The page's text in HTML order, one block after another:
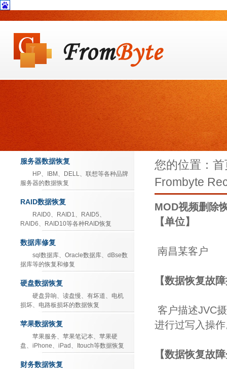
服务器数据恢复
HP、IBM、DELL、联想等各种品牌
服务器的数据恢复
RAID数据恢复
RAID0、RAID1、RAID5、
RAID6、RAID10等各种RAID恢复
数据库修复
sql数据库、Oracle数据库、dBse数
据库等的恢复和修复
硬盘数据恢复
硬盘异响、读盘慢、有坏道、电机
损坏、电路板损坏的数据恢复
苹果数据恢复
苹果服务、苹果笔记本、苹果硬
盘、iPhone、iPad、Itouch等数据恢复
财务数据恢复
您的位置：
Frombyte
MOD视频删除
【单位】
南昌某客户
【数据恢复故
客户描述JVC
进行过写入操
【数据恢复故